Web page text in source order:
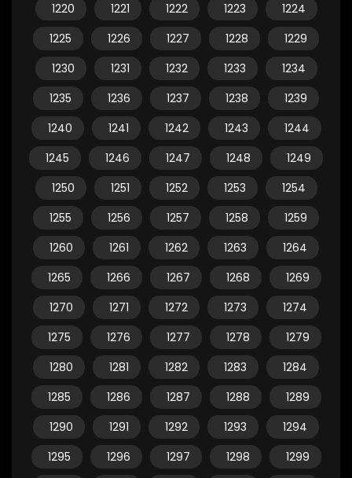
1220
1221 1222 1223
1224
1225
1226 1227 1228
1229
1230
1231 1232 1233
1234
1235
1236 1237 1238
1239
1240
1241 1242 1243
1244
1245
1246 1247 1248
1249
1250
1251 1252 1253
1254
1255
1256 1257 1258
1259
1260
1261 1262 1263
1264
1265
1266 1267 1268
1269
1270
1271 1272 1273
1274
1275
1276 1277 1278
1279
1280
1281 1282 1283
1284
1285
1286 1287 1288
1289
1290
1291 1292 1293
1294
1295
1296 1297 1298
1299